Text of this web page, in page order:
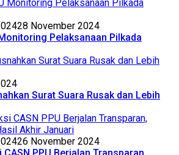
28 November 2024
Pelaksanaan Pilkada
Surat Suara Rusak dan Lebih
26 November 2024